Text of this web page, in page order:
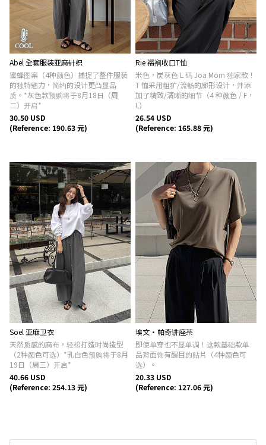
Abel 全套服装亚麻针织
蜜蜂图案（4种颜色）捕捉了整件服装
的独特魅力，简约的设计更凸显品
质。*灰色款预购将于8月18日（周
二）开启*
30.50 USD
(Reference: 190.63 元)
Rie 褶裥收口T恤
米色，炭灰色 L 码 Joa Mom 独家款！
T 恤采用粗犷/流畅的廓形设计，并添
加了精致/清晰的细节（4 种颜色 / F，
L）
26.54 USD
(Reference: 165.88 元)
Soel 亚麻卫衣
天然质感的麻布，轻松打造时尚造型
（2种颜色可选）*乳白色预购将于8月
19日（周三）开启*
40.66 USD
(Reference: 254.13 元)
埃文·帕奇讲座茶
即使单穿也不显单调！这款基础款单
品背面饰有醒目的贴片（4种颜色可
选）。
20.33 USD
(Reference: 127.06 元)